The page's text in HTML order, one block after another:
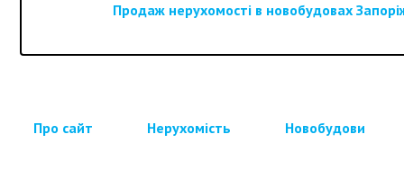
Продаж нерухомості в новобудовах
Про сайт Нерухомість Новобудови